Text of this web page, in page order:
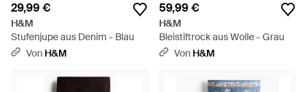
29,99 €
H&M
Stufenjupe aus Denim - Blau
Von H&M
59,99 €
H&M
Bleistiftrock aus Wolle - Grau
Von H&M